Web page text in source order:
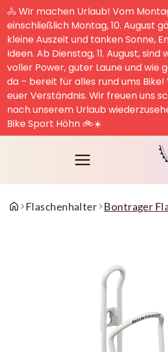
🚴 Wir machen Urlaub! Vom
einschließlich Montag, 10. August
kleine Auszeit und tanken Sonne,
Ideen. Ab Dienstag, 11. August,
voller Power, guter Laune und wie
da – bereit für alles rund ums Bike!
euer Verständnis. Wir freuen uns
nach unserem Urlaub
Bike Sport Höhn 🚲☀️
Flaschenhalter Bontrager